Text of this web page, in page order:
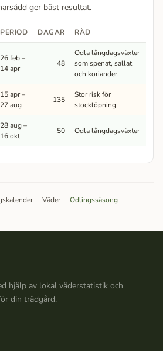
ger bäst resultat.
PERIOD DAGAR RÅD
26 feb –
14 apr
48
Odla långdagsväxter
som spenat, sallat
och koriander.
15 apr –
27 aug
135
Stor risk för
stocklöpning
28 aug –
16 okt
50 Odla långdagsväxter
Väder Odlingssäsong
hjälp av lokal väderstatistik och
din trädgård.